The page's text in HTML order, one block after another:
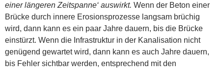
einer längeren Zeitspanne‘ auswirkt. Wenn der Beton einer
Brücke durch innere Erosionsprozesse langsam brüchig
wird, dann kann es ein paar Jahre dauern, bis die Brücke
einstürzt. Wenn die Infrastruktur in der Kanalisation nicht
genügend gewartet wird, dann kann es auch Jahre dauern,
bis Fehler sichtbar werden, entsprechend mit den